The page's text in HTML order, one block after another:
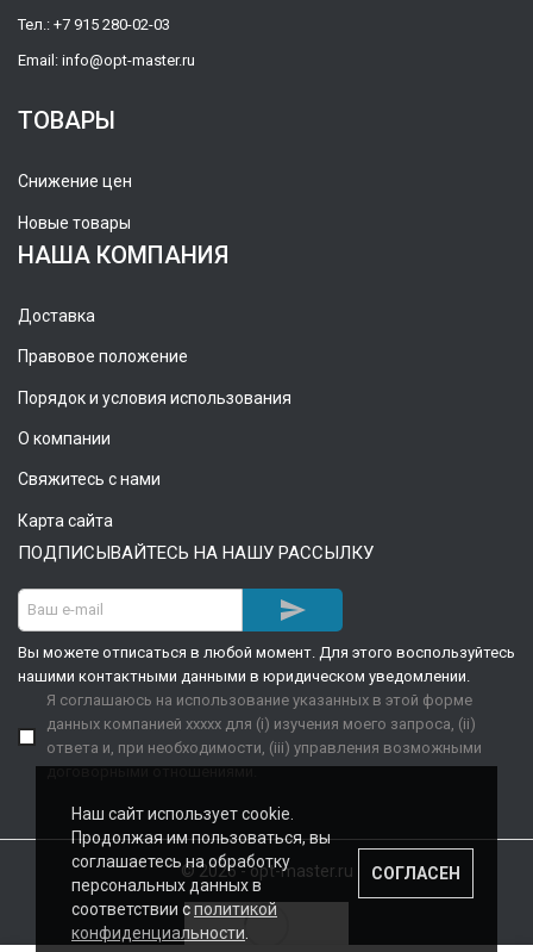
Тел.: +7 915 280-02-03
Email: info@opt-master.ru
ТОВАРЫ
Снижение цен
Новые товары
НАША КОМПАНИЯ
Доставка
Правовое положение
Порядок и условия использования
О компании
Свяжитесь с нами
Карта сайта
ПОДПИСЫВАЙТЕСЬ НА НАШУ РАССЫЛКУ

Вы можете отписаться в любой момент. Для этого воспользуйтесь
нашими контактными данными в юридическом уведомлении.
Я соглашаюсь на использование указанных в этой форме
данных компанией xxxxx для (i) изучения моего запроса, (ii)
ответа и, при необходимости, (iii) управления возможными
договорными отношениями.
© 2026 - opt-master.ru
Наш сайт использует cookie.
Продолжая им пользоваться, вы
соглашаетесь на обработку
персональных данных в
соответствии сполитикой
конфиденциальности
СОГЛАСЕН